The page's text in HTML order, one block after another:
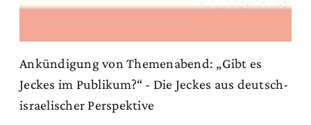
Ankündigung von Themenabend: „Gibt es
Jeckes im Publikum?“ - Die Jeckes aus deutsch-
israelischer Perspektive